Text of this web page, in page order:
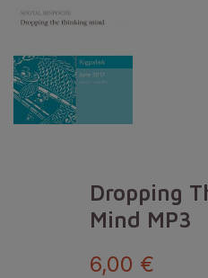
Dropping
Mind MP3
6,00 €